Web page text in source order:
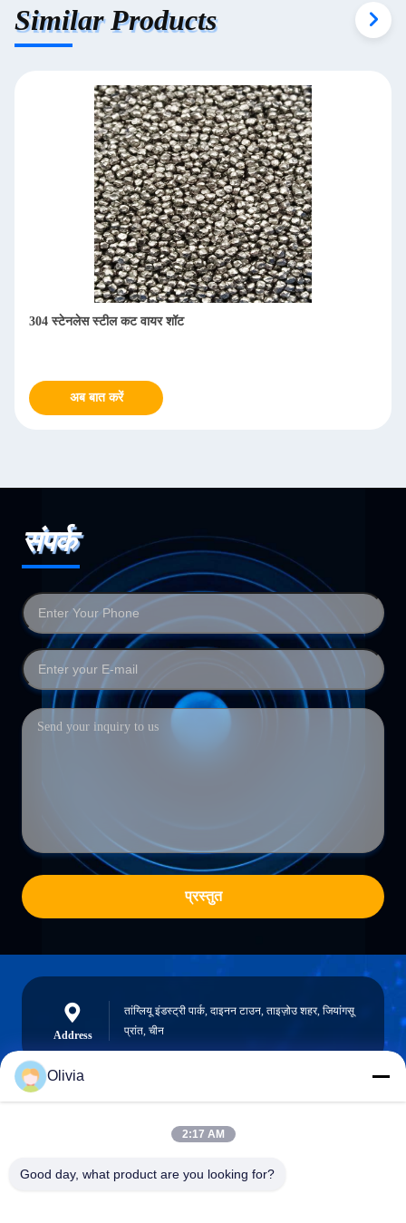
Similar Products
304 स्टेनलेस स्टील कट वायर शॉट
अब बात करें
संपर्क
प्रस्तुत
Address
तांग्लियू इंडस्ट्री पार्क, दाइनन टाउन, ताइज़ोउ शहर, जियांगसू
प्रांत, चीन
info@longlivedmetal.com
Olivia
2:17 AM
Good day, what product are you looking for?